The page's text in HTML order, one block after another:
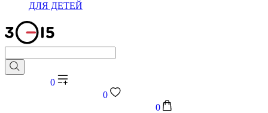
ДЛЯ ДЕТЕЙ
0
0
0